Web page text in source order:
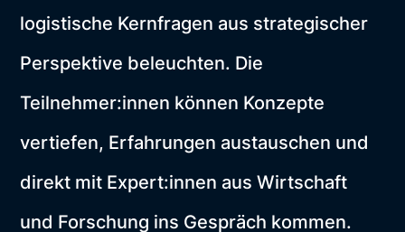
logistische Kernfragen aus strategischer
Perspektive beleuchten. Die
Teilnehmer:innen können Konzepte
vertiefen, Erfahrungen austauschen und
direkt mit Expert:innen aus Wirtschaft
und Forschung ins Gespräch kommen.